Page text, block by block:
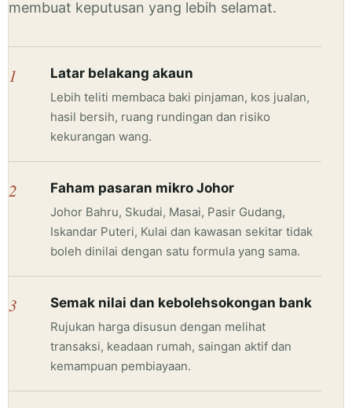
membuat keputusan yang lebih selamat.
1 Latar belakang akaun
Lebih teliti membaca baki pinjaman, kos jualan,
hasil bersih, ruang rundingan dan risiko
kekurangan wang.
2 Faham pasaran mikro Johor
Johor Bahru, Skudai, Masai, Pasir Gudang,
Iskandar Puteri, Kulai dan kawasan sekitar tidak
boleh dinilai dengan satu formula yang sama.
3 Semak nilai dan kebolehsokongan bank
Rujukan harga disusun dengan melihat
transaksi, keadaan rumah, saingan aktif dan
kemampuan pembiayaan.